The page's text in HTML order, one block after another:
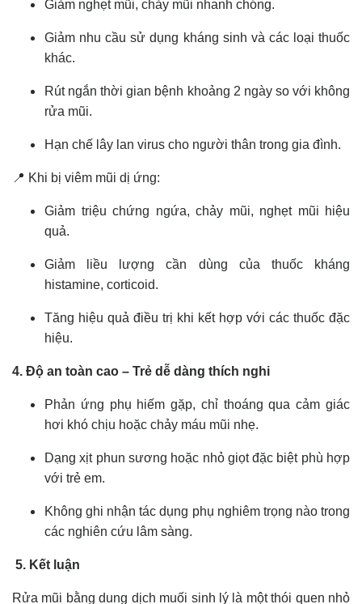
Giảm nghẹt mũi, chảy mũi nhanh chóng.
Giảm nhu cầu sử dụng kháng sinh và các loại thuốc
khác.
Rút ngắn thời gian bệnh khoảng 2 ngày so với không
rửa mũi.
Hạn chế lây lan virus cho người thân trong gia đình.
📍 Khi bị viêm mũi dị ứng:
Giảm triệu chứng ngứa, chảy mũi, nghẹt mũi hiệu
quả.
Giảm liều lượng cần dùng của thuốc kháng
histamine, corticoid.
Tăng hiệu quả điều trị khi kết hợp với các thuốc đặc
hiệu.
4. Độ an toàn cao – Trẻ dễ dàng thích nghi
Phản ứng phụ hiếm gặp, chỉ thoáng qua cảm giác
hơi khó chịu hoặc chảy máu mũi nhẹ.
Dạng xịt phun sương hoặc nhỏ giọt đặc biệt phù hợp
với trẻ em.
Không ghi nhận tác dụng phụ nghiêm trọng nào trong
các nghiên cứu lâm sàng.
5. Kết luận
Rửa mũi bằng dung dịch muối sinh lý là một thói quen nhỏ